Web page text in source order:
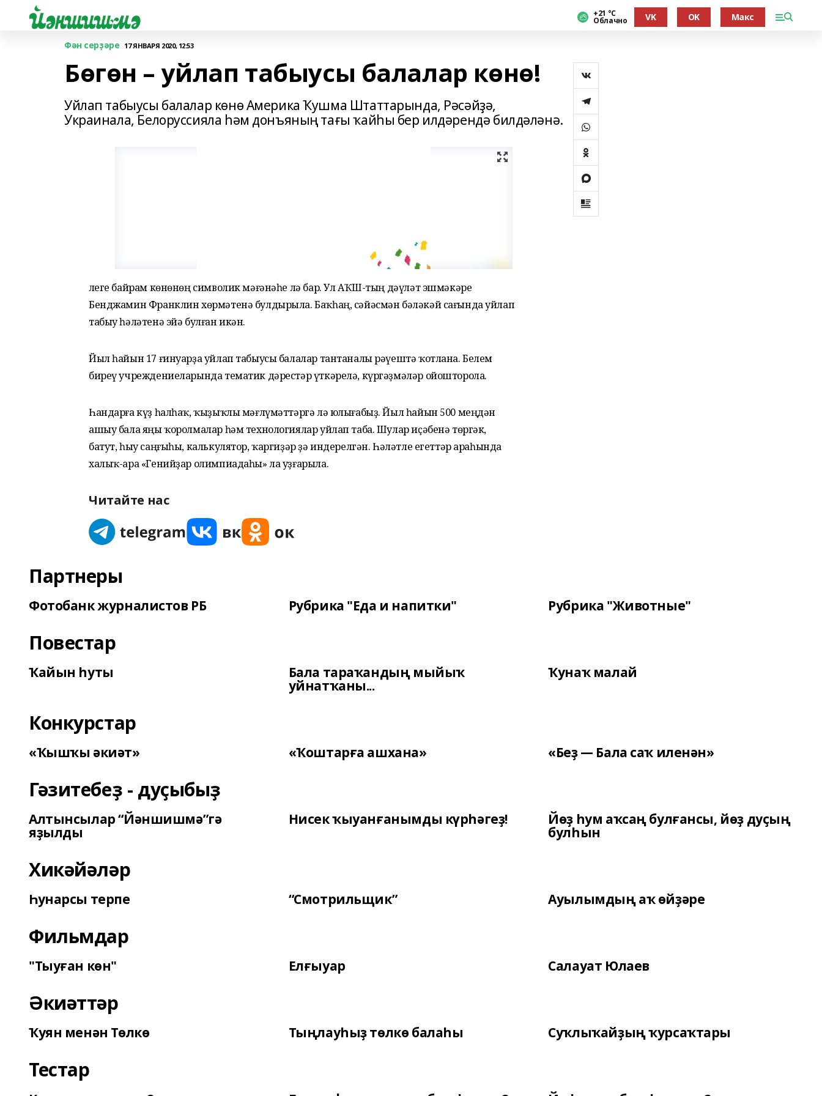
+21 °С
Облачно VK OK Макс
Фән серҙәре 17 ЯНВАРЯ 2020, 12:53
Бөгөн – уйлап табыусы балалар көнө!
Уйлап табыусы балалар көнө Америка Ҡушма Штаттарында, Рәсәйҙә,
Украинала, Белоруссияла һәм донъяның тағы ҡайһы бер илдәрендә билдәләнә.
Әлеге байрам көнөнөң символик мәғәнәһе лә бар. Ул АҠШ-тың дәүләт эшмәкәре
Бенджамин Франклин хөрмәтенә булдырыла. Баҡһаң, сәйәсмән бәләкәй сағында уйлап
табыу һәләтенә эйә булған икән.
Йыл һайын 17 ғинуарҙа уйлап табыусы балалар тантаналы рәүештә ҡотлана. Белем
биреү учреждениеларында тематик дәрестәр үткәрелә, күргәҙмәләр ойошторола.
Һандарға күҙ һалһаҡ, ҡыҙыҡлы мәғлүмәттәргә лә юлығабыҙ. Йыл һайын 500 меңдән
ашыу бала яңы ҡоролмалар һәм технологиялар уйлап таба. Шулар иҫәбенә төргәк,
батут, һыу саңғыһы, калькулятор, ҡаргиҙәр ҙә индерелгән. Һәләтле егеттәр араһында
халыҡ-ара «Генийҙар олимпиадаһы» ла уҙғарыла.
Читайте нас
Партнеры
Фотобанк журналистов РБ Рубрика "Еда и напитки" Рубрика "Животные"
Повестар
Ҡайын һуты Бала тараҡандың мыйыҡ
уйнатҡаны...
Ҡунаҡ малай
Конкурстар
«Ҡышҡы әкиәт» «Ҡоштарға ашхана» «Беҙ — Бала саҡ иленән»
Гәзитебеҙ - дуҫыбыҙ
Алтынсылар “Йәншишмә”гә
яҙылды
Нисек ҡыуанғанымды күрһәгеҙ! Йөҙ һум аҡсаң булғансы, йөҙ дуҫың
булһын
Хикәйәләр
Һунарсы терпе “Смотрильщик” Ауылымдың аҡ өйҙәре
Фильмдар
"Тыуған көн" Елғыуар Салауат Юлаев
Әкиәттәр
Ҡуян менән Төлкө Тыңлауһыҙ төлкө балаһы Суҡлыҡайҙың ҡурсаҡтары
Тестар